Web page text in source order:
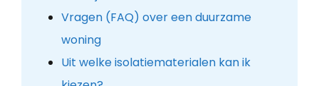
Vragen (FAQ) over een duurzame
woning
Uit welke isolatiematerialen kan ik